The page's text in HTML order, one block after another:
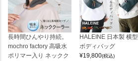
長時間ひんやり持続。
mochro factory 高吸水
ポリマー入り ネックク
HALEINE 日本製 横型
ボディバッグ
¥19,800(税込)